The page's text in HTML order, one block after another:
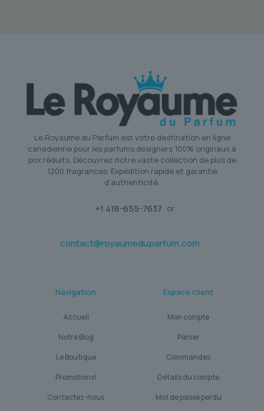
Le Royaume du Parfum est votre destination en ligne
canadienne pour les parfums designers 100% originaux à
prix réduits. Découvrez notre vaste collection de plus de
1200 fragrances. Expédition rapide et garantie
d'authenticité.
+1 418-655-7637 or
contact@royaumeduparfum.com
Navigation
Accueil
Notre Blog
Le Boutique
Promotions!
Contactez-nous
Espace client
Mon compte
Panier
Commandes
Détails du compte
Mot de passe perdu